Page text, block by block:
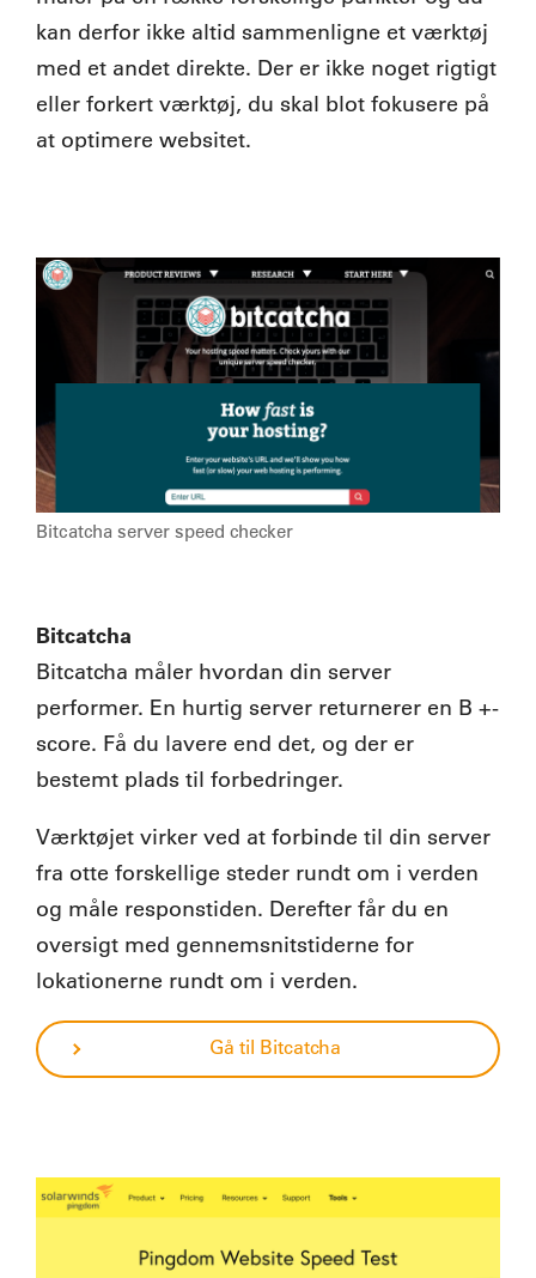
kan derfor ikke altid sammenligne et værktøj
med et andet direkte. Der er ikke noget rigtigt
eller forkert værktøj, du skal blot fokusere på
at optimere websitet.
Bitcatcha server speed checker
Bitcatcha
Bitcatcha måler hvordan din server
performer. En hurtig server returnerer en B +-
score. Få du lavere end det, og der er
bestemt plads til forbedringer.
Værktøjet virker ved at forbinde til din server
fra otte forskellige steder rundt om i verden
og måle responstiden. Derefter får du en
oversigt med gennemsnitstiderne for
lokationerne rundt om i verden.
Gå til Bitcatcha